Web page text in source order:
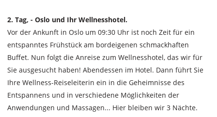
2. Tag, - Oslo und Ihr Wellnesshotel.
Vor der Ankunft in Oslo um 09:30 Uhr ist noch Zeit für ein
entspanntes Frühstück am bordeigenen schmackhaften
Buffet. Nun folgt die Anreise zum Wellnesshotel, das wir für
Sie ausgesucht haben! Abendessen im Hotel. Dann führt Sie
Ihre Wellness-Reiseleiterin ein in die Geheimnisse des
Entspannens und in verschiedene Möglichkeiten der
Anwendungen und Massagen... Hier bleiben wir 3 Nächte.